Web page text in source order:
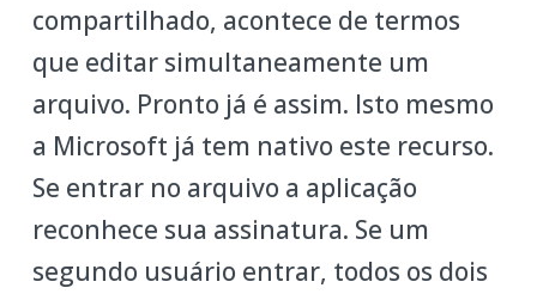
compartilhado, acontece de termos
que editar simultaneamente um
arquivo. Pronto já é assim. Isto mesmo
a Microsoft já tem nativo este recurso.
Se entrar no arquivo a aplicação
reconhece sua assinatura. Se um
segundo usuário entrar, todos os dois